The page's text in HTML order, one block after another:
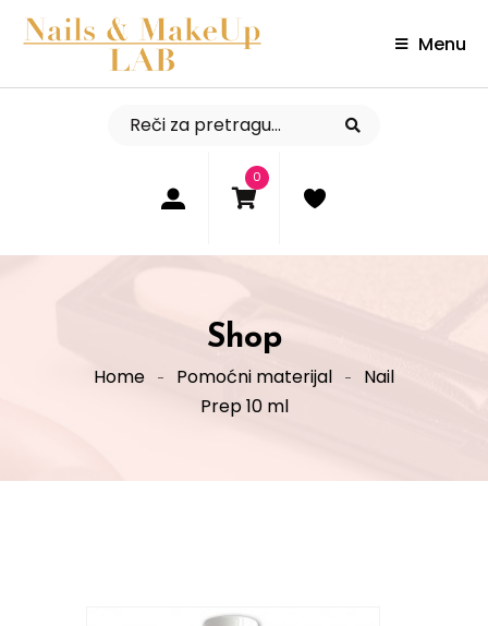
Menu
0
Shop
Home Pomoćni materijal
Nail
Prep 10 ml